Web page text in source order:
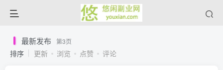
最新发布 第3页
排序 更新 浏览 点赞 评论